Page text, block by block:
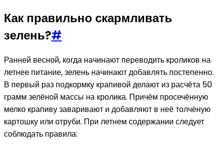
Как правильно скармливать
зелень?#
Ранней весной, когда начинают переводить кроликов на
летнее питание, зелень начинают добавлять постепенно.
В первый раз подкормку крапивой делают из расчёта 50
грамм зелёной массы на кролика. Причём просечённую
мелко крапиву заваривают и добавляют в неё толчёную
картошку или отруби. При летнем содержании следует
соблюдать правила: